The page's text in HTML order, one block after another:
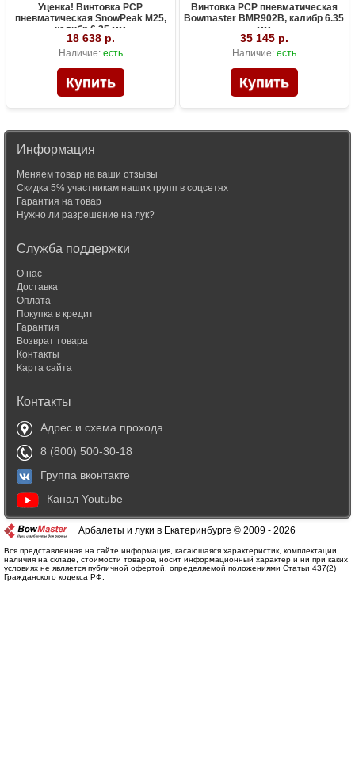
Уценка! Винтовка PCP
пневматическая SnowPeak M25,
калибр 6.35 мм
18 638 р.
Наличие: есть
Винтовка PCP пневматическая
Bowmaster BMR902B, калибр 6.35
мм
35 145 р.
Наличие: есть
Информация
Меняем товар на ваши отзывы
Скидка 5% участникам наших групп в соцсетях
Гарантия на товар
Нужно ли разрешение на лук?
Служба поддержки
О нас
Доставка
Оплата
Покупка в кредит
Гарантия
Возврат товара
Контакты
Карта сайта
Контакты
Адрес и схема прохода
8 (800) 500-30-18
Группа вконтакте
Канал Youtube
Арбалеты и луки в Екатеринбурге © 2009 - 2026
Вся представленная на сайте информация, касающаяся характеристик, комплектации,
наличия на складе, стоимости товаров, носит информационный характер и ни при каких
условиях не является публичной офертой, определяемой положениями Статьи 437(2)
Гражданского кодекса РФ.